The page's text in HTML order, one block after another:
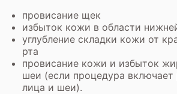
провисание щек
избыток кожи в области
углубление складки кожи от
рта
провисание кожи и избыток
шеи (если процедура
лица и шеи).